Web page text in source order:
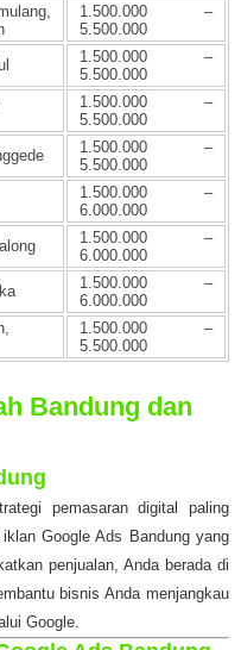
1.500.000 –
5.500.000
1.500.000 –
5.500.000
1.500.000 –
5.500.000
1.500.000 –
5.500.000
1.500.000 –
6.000.000
1.500.000 –
6.000.000
1.500.000 –
6.000.000
1.500.000 –
5.500.000
Bandung dan
pemasaran digital paling
Google Ads Bandung yang
penjualan, Anda berada di
bisnis Anda menjangkau
Google.